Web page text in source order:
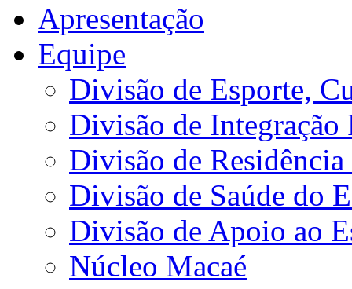
Apresentação
Equipe
Divisão de Esporte,
Divisão de Integração
Divisão de
Divisão de Saúde do
Divisão de Apoio ao
Núcleo Macaé